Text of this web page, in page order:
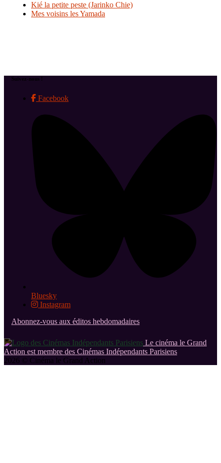
Kié la petite peste (Jarinko Chie)
Mes voisins les Yamada
Suivez-nous !
Facebook
Bluesky
Instagram
Abonnez-vous aux éditos hebdomadaires
Le cinéma le Grand
Action est membre des Cinémas Indépendants Parisiens
2026 © Cinéma le Grand Action